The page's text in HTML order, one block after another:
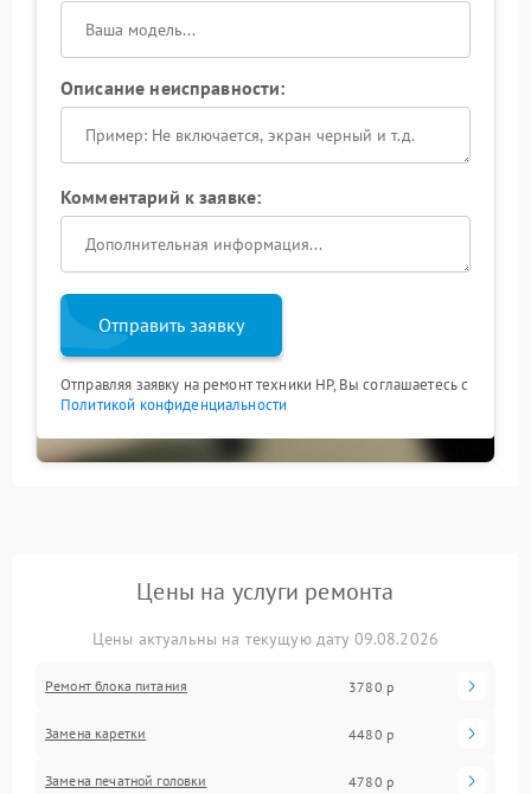
Описание неисправности:
Комментарий к заявке:
Отправить заявку
Отправляя заявку на ремонт техники HP, Вы соглашаетесь с
Политикой конфиденциальности
Цены на услуги ремонта
Цены актуальны на текущую дату 09.08.2026
Ремонт блока питания 3780 р
Замена каретки 4480 р
Замена печатной головки 4780 р